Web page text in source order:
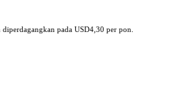
pada USD4,30 per pon.